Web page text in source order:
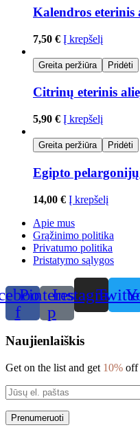
Kalendros eterinis
7,50 € Į krepšelį
Greita peržiūra Pridėti
Citrinų eterinis
5,90 € Į krepšelį
Greita peržiūra Pridėti
Egipto
14,00 € Į krepšelį
Apie mus
Grąžinimo politika
Privatumo politika
Pristatymo sąlygos
f
Pinterest-
p
Instagram
Naujienlaiškis
Get on the list and get 10% off
Prenumeruoti